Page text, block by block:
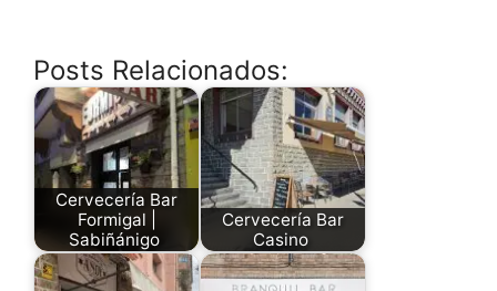
Posts Relacionados:
Cervecería Bar
Formigal |
Sabiñánigo
Cervecería Bar
Casino